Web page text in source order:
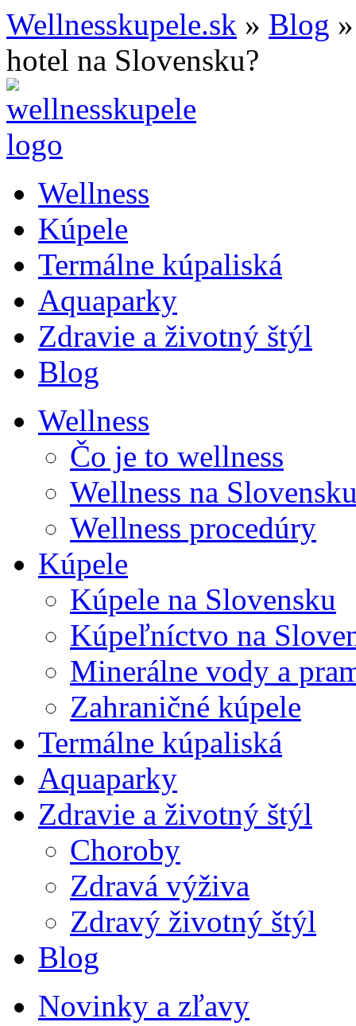
Wellnesskupele.sk » Blog
hotel na Slovensku?
Wellness
Kúpele
Termálne kúpaliská
Aquaparky
Zdravie a životný štýl
Blog
Wellness
Čo je to wellness
Wellness na
Wellness procedúry
Kúpele
Kúpele na Slovensku
Kúpeľníctvo na
Minerálne vody a
Zahraničné kúpele
Termálne kúpaliská
Aquaparky
Zdravie a životný štýl
Choroby
Zdravá výživa
Zdravý životný štýl
Blog
Novinky a zľavy